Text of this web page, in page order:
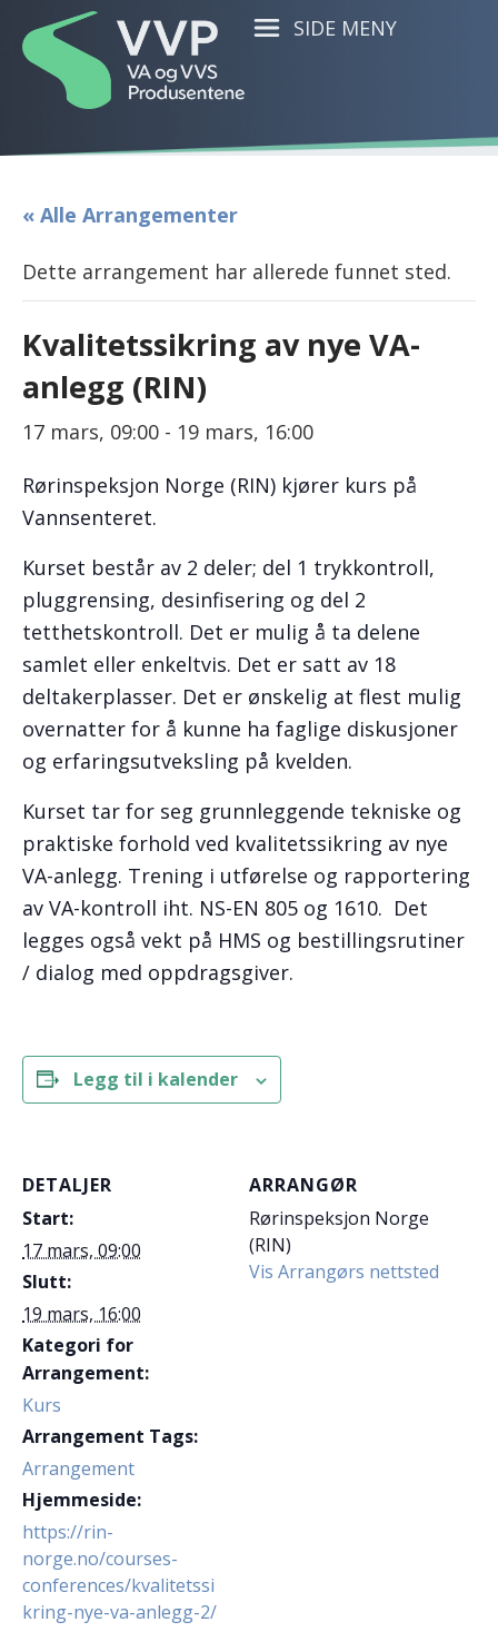
SIDE MENY
« Alle Arrangementer
Dette arrangement har allerede funnet sted.
Kvalitetssikring av nye VA-
anlegg (RIN)
17 mars, 09:00 - 19 mars, 16:00
Rørinspeksjon Norge (RIN) kjører kurs på
Vannsenteret.
Kurset består av 2 deler; del 1 trykkontroll,
pluggrensing, desinfisering og del 2
tetthetskontroll. Det er mulig å ta delene
samlet eller enkeltvis. Det er satt av 18
deltakerplasser. Det er ønskelig at flest mulig
overnatter for å kunne ha faglige diskusjoner
og erfaringsutveksling på kvelden.
Kurset tar for seg grunnleggende tekniske og
praktiske forhold ved kvalitetssikring av nye
VA-anlegg. Trening i utførelse og rapportering
av VA-kontroll iht. NS-EN 805 og 1610. Det
legges også vekt på HMS og bestillingsrutiner
/ dialog med oppdragsgiver.
Legg til i kalender
DETALJER
Start:
17 mars, 09:00
Slutt:
19 mars, 16:00
Kategori for
Arrangement:
Kurs
Arrangement Tags:
Arrangement
Hjemmeside:
https://rin-
norge.no/courses-
conferences/kvalitetssi
kring-nye-va-anlegg-2/
ARRANGØR
Rørinspeksjon Norge
(RIN)
Vis Arrangørs nettsted